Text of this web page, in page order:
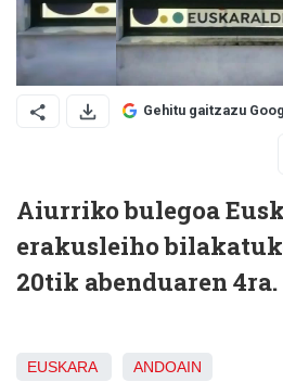
Gehitu gaitzazu
Aiurriko bulegoa
erakusleiho
20tik abenduaren 4ra.
EUSKARA ANDOAIN